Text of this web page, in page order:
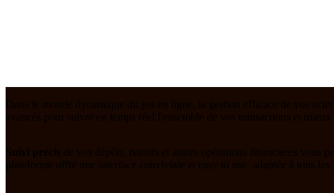
Dans le monde dynamique du jeu en ligne, la gestion efficace de vos
avancés pour suivre en temps réel l'ensemble de vos transactions et
Suivi précis de vos dépôts, retraits et autres opérations financières vous
plateforme offre une interface conviviale et easy to use, adaptée à tous